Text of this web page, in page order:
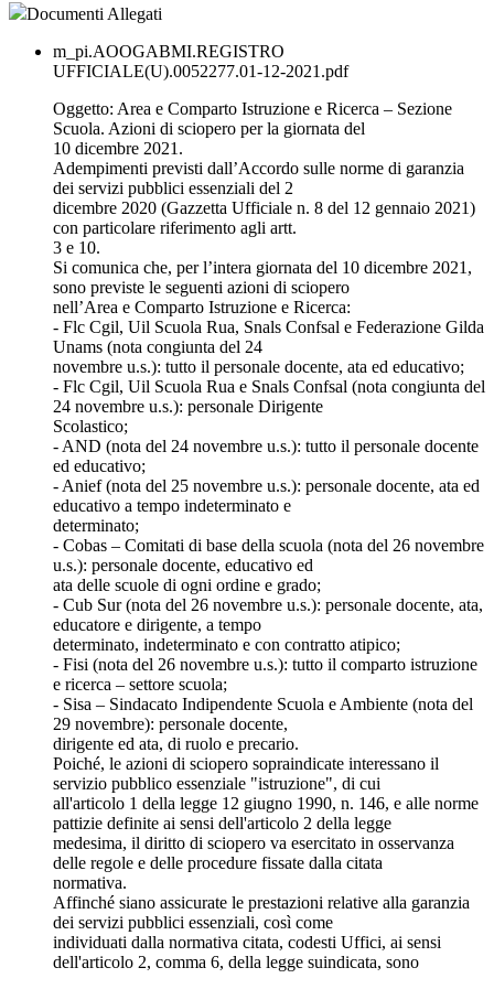
Documenti Allegati
m_pi.AOOGABMI.REGISTRO
UFFICIALE(U).0052277.01-12-2021.pdf
Oggetto: Area e Comparto Istruzione e Ricerca – Sezione
Scuola. Azioni di sciopero per la giornata del
10 dicembre 2021.
Adempimenti previsti dall’Accordo sulle norme di garanzia
dei servizi pubblici essenziali del 2
dicembre 2020 (Gazzetta Ufficiale n. 8 del 12 gennaio 2021)
con particolare riferimento agli artt.
3 e 10.
Si comunica che, per l’intera giornata del 10 dicembre 2021,
sono previste le seguenti azioni di sciopero
nell’Area e Comparto Istruzione e Ricerca:
- Flc Cgil, Uil Scuola Rua, Snals Confsal e Federazione Gilda
Unams (nota congiunta del 24
novembre u.s.): tutto il personale docente, ata ed educativo;
- Flc Cgil, Uil Scuola Rua e Snals Confsal (nota congiunta del
24 novembre u.s.): personale Dirigente
Scolastico;
- AND (nota del 24 novembre u.s.): tutto il personale docente
ed educativo;
- Anief (nota del 25 novembre u.s.): personale docente, ata ed
educativo a tempo indeterminato e
determinato;
- Cobas – Comitati di base della scuola (nota del 26 novembre
u.s.): personale docente, educativo ed
ata delle scuole di ogni ordine e grado;
- Cub Sur (nota del 26 novembre u.s.): personale docente, ata,
educatore e dirigente, a tempo
determinato, indeterminato e con contratto atipico;
- Fisi (nota del 26 novembre u.s.): tutto il comparto istruzione
e ricerca – settore scuola;
- Sisa – Sindacato Indipendente Scuola e Ambiente (nota del
29 novembre): personale docente,
dirigente ed ata, di ruolo e precario.
Poiché, le azioni di sciopero sopraindicate interessano il
servizio pubblico essenziale "istruzione", di cui
all'articolo 1 della legge 12 giugno 1990, n. 146, e alle norme
pattizie definite ai sensi dell'articolo 2 della legge
medesima, il diritto di sciopero va esercitato in osservanza
delle regole e delle procedure fissate dalla citata
normativa.
Affinché siano assicurate le prestazioni relative alla garanzia
dei servizi pubblici essenziali, così come
individuati dalla normativa citata, codesti Uffici, ai sensi
dell'articolo 2, comma 6, della legge suindicata, sono